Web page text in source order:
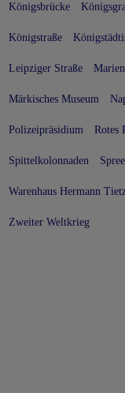
Königsbrücke
Königstraße
Leipziger Straße
Märkisches Museum
Polizeipräsidium Rotes
Spittelkolonnaden Spree
Warenhaus Hermann
Zweiter Weltkrieg